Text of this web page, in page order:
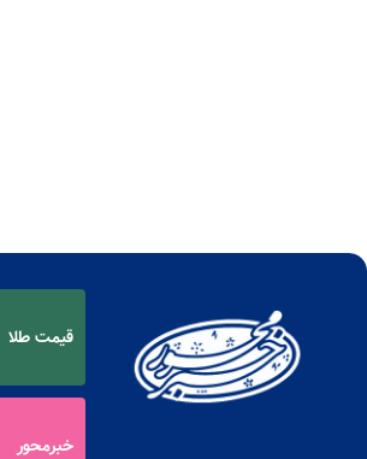
قیمت طلا
خبرمحور